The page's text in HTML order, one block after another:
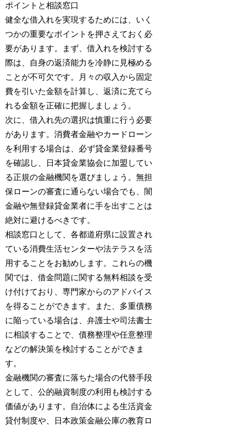
ポイントと相談窓口
健全な借入れを実現するためには、いく
つかの重要なポイントを押さえておく必
要があります。まず、借入れを検討する
際は、自身の返済能力を冷静に見極める
ことが不可欠です。月々の収入から固定
費を引いた金額を計算し、返済に充てら
れる金額を正確に把握しましょう。
次に、借入れ先の選択は慎重に行う必要
があります。消費者金融やカードローン
を利用する場合は、必ず貸金業登録番号
を確認し、日本貸金業協会に加盟してい
る正規の金融機関を選びましょう。無担
保ローンの審査に通らない場合でも、闇
金融や無登録貸金業者に手を出すことは
絶対に避けるべきです。
相談窓口として、各都道府県に設置され
ている消費生活センターや法テラスを活
用することをお勧めします。これらの機
関では、借金問題に関する無料相談を受
け付けており、専門家からのアドバイス
を得ることができます。また、多重債務
に陥っている場合は、弁護士や司法書士
に相談することで、債務整理や任意整理
などの解決策を検討することができま
す。
金融機関の審査に落ちた場合の代替手段
として、公的融資制度の利用も検討する
価値があります。自治体による生活資金
貸付制度や、日本政策金融公庫の教育ロ